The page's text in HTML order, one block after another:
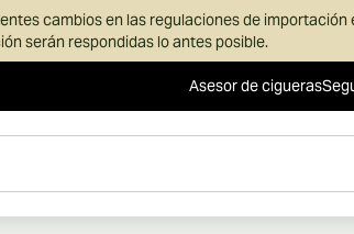
cambios en las regulaciones de
serán respondidas lo antes posible.
Asesor de cigueras